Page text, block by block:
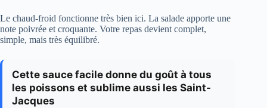
Le chaud-froid fonctionne très bien ici. La salade apporte une
note poivrée et croquante. Votre repas devient complet,
simple, mais très équilibré.
Cette sauce facile donne du goût à tous
les poissons et sublime aussi les Saint-
Jacques